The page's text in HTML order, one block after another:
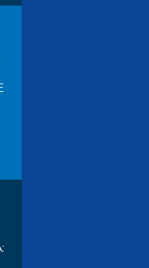
Safeguarding